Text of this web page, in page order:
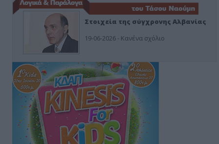
Στοιχεία της σύγχρονης Αλβανίας
19-06-2026 - Κανένα σχόλιο